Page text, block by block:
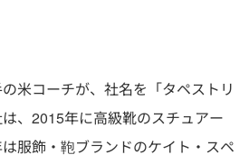
米コーチが、社名を「タペストリ
、2015年に高級靴のスチュアー
服飾・鞄ブランドのケイト・スペ